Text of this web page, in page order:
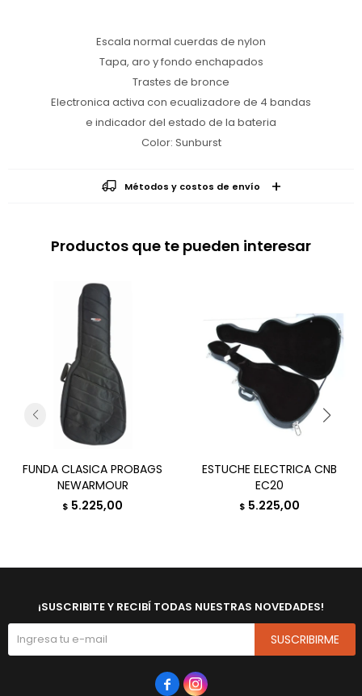
Escala normal cuerdas de nylon
Tapa, aro y fondo enchapados
Trastes de bronce
Electronica activa con ecualizadore de 4 bandas
e indicador del estado de la bateria
Color: Sunburst
Métodos y costos de envío
Productos que te pueden interesar
FUNDA CLASICA PROBAGS
NEWARMOUR
$ 5.225,00
ESTUCHE ELECTRICA CNB
EC20
$ 5.225,00
¡SUSCRIBITE Y RECIBÍ TODAS NUESTRAS NOVEDADES!
SUSCRIBIRME
 